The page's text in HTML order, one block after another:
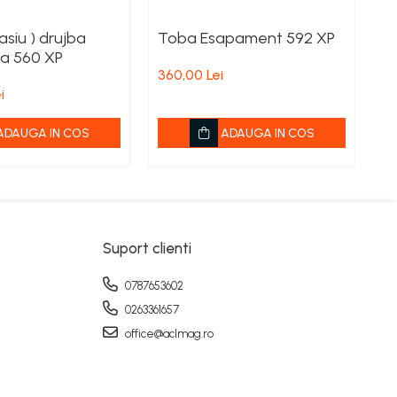
) drujba
560 XP
IN COS
Toba Esapament 592 XP
360,00 Lei
ADAUGA IN COS
Suport clienti
0787653602
0263361657
office@aclmag.ro